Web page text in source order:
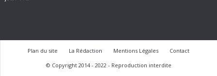
Plan du site La Rédaction Mentions Légales
Contact
© Copyright 2014 - 2022 - Reproduction interdite